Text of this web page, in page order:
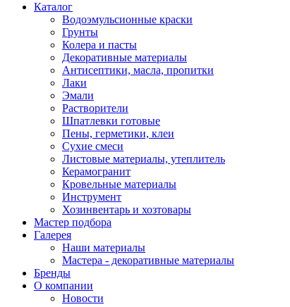
Каталог
Водоэмульсионные краски
Грунты
Колера и пасты
Декоративные материалы
Антисептики, масла, пропитки
Лаки
Эмали
Растворители
Шпатлевки готовые
Пены, герметики, клеи
Сухие смеси
Листовые материалы, утеплитель
Керамогранит
Кровельные материалы
Инструмент
Хозинвентарь и хозтовары
Мастер подбора
Галерея
Наши материалы
Мастера - декоративные материалы
Бренды
О компании
Новости